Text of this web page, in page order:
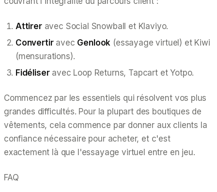
Attireravec Social Snowball et Klaviyo.
Convertiravec Genlook (essayage virtuel) et Kiwi
(mensurations).
Fidéliseravec Loop Returns, Tapcart et Yotpo.
Commencez par les essentiels qui résolvent vos plus
grandes difficultés. Pour la plupart des boutiques de
vêtements, cela commence par donner aux clients la
confiance nécessaire pour acheter, et c'est
exactement là que l'essayage virtuel entre en jeu.
FAQ